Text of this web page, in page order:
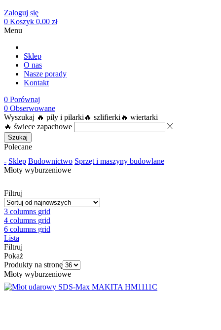
Zaloguj się
0 Koszyk 0,00 zł
Menu
Sklep
O nas
Nasze porady
Kontakt
0 Porównaj
0 Obserwowane
Wyszukaj 🔥 piły i pilarki 🔥 szlifierki 🔥 wiertarki
🔥 świece zapachowe
Szukaj
Polecane
- Sklep Budownictwo Sprzęt i maszyny budowlane
Młoty wyburzeniowe
Filtruj
3 columns grid
4 columns grid
6 columns grid
Lista
Filtruj
Pokaż
Produkty na stronę
Młoty wyburzeniowe